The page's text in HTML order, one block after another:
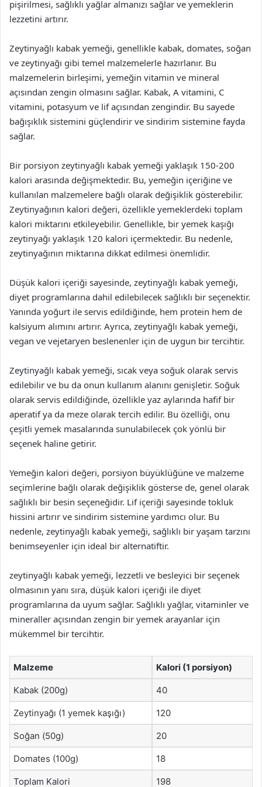
pişirilmesi, sağlıklı yağlar almanızı sağlar ve yemeklerin
lezzetini artırır.
Zeytinyağlı kabak yemeği, genellikle kabak, domates, soğan
ve zeytinyağı gibi temel malzemelerle hazırlanır. Bu
malzemelerin birleşimi, yemeğin vitamin ve mineral
açısından zengin olmasını sağlar. Kabak, A vitamini, C
vitamini, potasyum ve lif açısından zengindir. Bu sayede
bağışıklık sistemini güçlendirir ve sindirim sistemine fayda
sağlar.
Bir porsiyon zeytinyağlı kabak yemeği yaklaşık 150-200
kalori arasında değişmektedir. Bu, yemeğin içeriğine ve
kullanılan malzemelere bağlı olarak değişiklik gösterebilir.
Zeytinyağının kalori değeri, özellikle yemeklerdeki toplam
kalori miktarını etkileyebilir. Genellikle, bir yemek kaşığı
zeytinyağı yaklaşık 120 kalori içermektedir. Bu nedenle,
zeytinyağının miktarına dikkat edilmesi önemlidir.
Düşük kalori içeriği sayesinde, zeytinyağlı kabak yemeği,
diyet programlarına dahil edilebilecek sağlıklı bir seçenektir.
Yanında yoğurt ile servis edildiğinde, hem protein hem de
kalsiyum alımını artırır. Ayrıca, zeytinyağlı kabak yemeği,
vegan ve vejetaryen beslenenler için de uygun bir tercihtir.
Zeytinyağlı kabak yemeği, sıcak veya soğuk olarak servis
edilebilir ve bu da onun kullanım alanını genişletir. Soğuk
olarak servis edildiğinde, özellikle yaz aylarında hafif bir
aperatif ya da meze olarak tercih edilir. Bu özelliği, onu
çeşitli yemek masalarında sunulabilecek çok yönlü bir
seçenek haline getirir.
Yemeğin kalori değeri, porsiyon büyüklüğüne ve malzeme
seçimlerine bağlı olarak değişiklik gösterse de, genel olarak
sağlıklı bir besin seçeneğidir. Lif içeriği sayesinde tokluk
hissini artırır ve sindirim sistemine yardımcı olur. Bu
nedenle, zeytinyağlı kabak yemeği, sağlıklı bir yaşam tarzını
benimseyenler için ideal bir alternatiftir.
zeytinyağlı kabak yemeği, lezzetli ve besleyici bir seçenek
olmasının yanı sıra, düşük kalori içeriği ile diyet
programlarına da uyum sağlar. Sağlıklı yağlar, vitaminler ve
mineraller açısından zengin bir yemek arayanlar için
mükemmel bir tercihtir.
Malzeme Kalori (1 porsiyon)
Kabak (200g) 40
Zeytinyağı (1 yemek kaşığı) 120
Soğan (50g) 20
Domates (100g) 18
Toplam Kalori 198